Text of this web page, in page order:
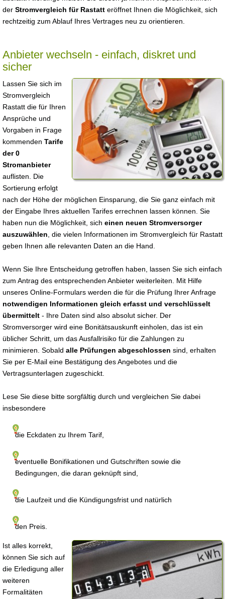
der Stromvergleich für Rastatt eröffnet Ihnen die Möglichkeit, sich
rechtzeitig zum Ablauf Ihres Vertrages neu zu orientieren.
Anbieter wechseln - einfach, diskret und
sicher
Lassen Sie sich im
Stromvergleich
Rastatt die für Ihren
Ansprüche und
Vorgaben in Frage
kommenden Tarife
der 0
Stromanbieter
auflisten. Die
Sortierung erfolgt
nach der Höhe der möglichen Einsparung, die Sie ganz einfach mit
der Eingabe Ihres aktuellen Tarifes errechnen lassen können. Sie
haben nun die Möglichkeit, sich einen neuen Stromversorger
auszuwählen , die vielen Informationen im Stromvergleich für Rastatt
geben Ihnen alle relevanten Daten an die Hand.
Wenn Sie Ihre Entscheidung getroffen haben, lassen Sie sich einfach
zum Antrag des entsprechenden Anbieter weiterleiten. Mit Hilfe
unseres Online-Formulars werden die für die Prüfung Ihrer Anfrage
notwendigen Informationen gleich erfasst und verschlüsselt
übermittelt - Ihre Daten sind also absolut sicher. Der
Stromversorger wird eine Bonitätsauskunft einholen, das ist ein
üblicher Schritt, um das Ausfallrisiko für die Zahlungen zu
minimieren. Sobald alle Prüfungen abgeschlossen sind, erhalten
Sie per E-Mail eine Bestätigung des Angebotes und die
Vertragsunterlagen zugeschickt.
Lese Sie diese bitte sorgfältig durch und vergleichen Sie dabei
insbesondere
die Eckdaten zu Ihrem Tarif,
eventuelle Bonifikationen und Gutschriften sowie die
Bedingungen, die daran geknüpft sind,
die Laufzeit und die Kündigungsfrist und natürlich
den Preis.
Ist alles korrekt,
können Sie sich auf
die Erledigung aller
weiteren
Formalitäten